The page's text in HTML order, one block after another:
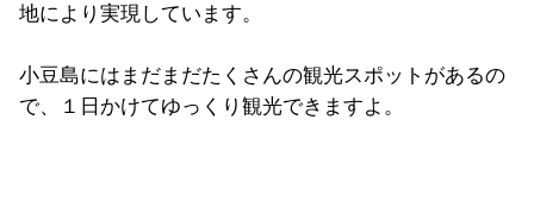
地により実現しています。
小豆島にはまだまだたくさんの観光スポットがあるの
で、１日かけてゆっくり観光できますよ。